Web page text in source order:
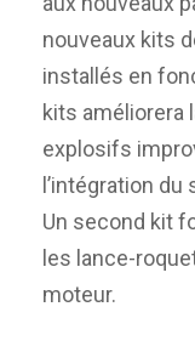
nouveaux kits
installés en
kits améliorera
explosifs
l’intégration du
Un second kit
les lance-
moteur.